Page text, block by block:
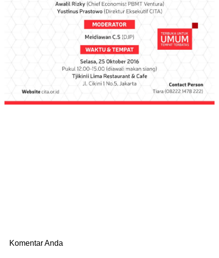
Komentar Anda